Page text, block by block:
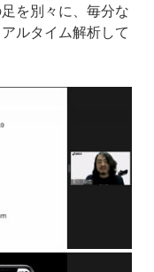
を別々に、毎分な
ルタイム解析して